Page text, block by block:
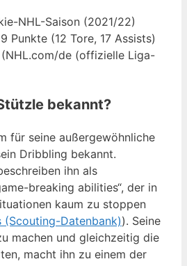
NHL-Saison (2021/22)
Punkte (12 Tore, 17 Assists)
de (offizielle Liga-
bekannt?
für seine außergewöhnliche
Dribbling bekannt.
ihn als
breaking abilities“, der in
kaum zu stoppen
(Scouting-Datenbank)). Seine
machen und gleichzeitig die
macht ihn zu einem der